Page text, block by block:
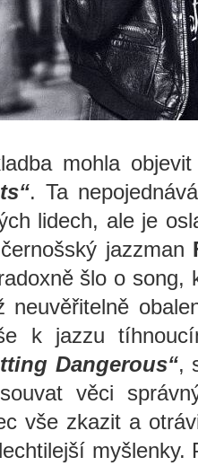
mohla
. Ta
lidech, ale je
jazzman
šlo o song,
k jazzu
Dangerous“,
věci
vše zkazit a